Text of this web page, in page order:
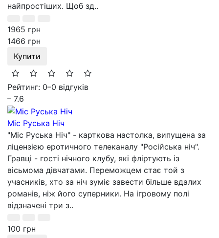
найпростіших. Щоб зд..
1965 грн
1466 грн
Купити
Рейтинг: 0–0 відгуків
– 7.6
Міс Руська Ніч
"Міс Руська Ніч" - карткова настолка, випущена за
ліцензією еротичного телеканалу "Російська ніч".
Гравці - гості нічного клубу, які фліртують із
вісьмома дівчатами. Переможцем стає той з
учасників, хто за ніч зуміє завести більше вдалих
романів, ніж його суперники. На ігровому полі
відзначені три з..
100 грн